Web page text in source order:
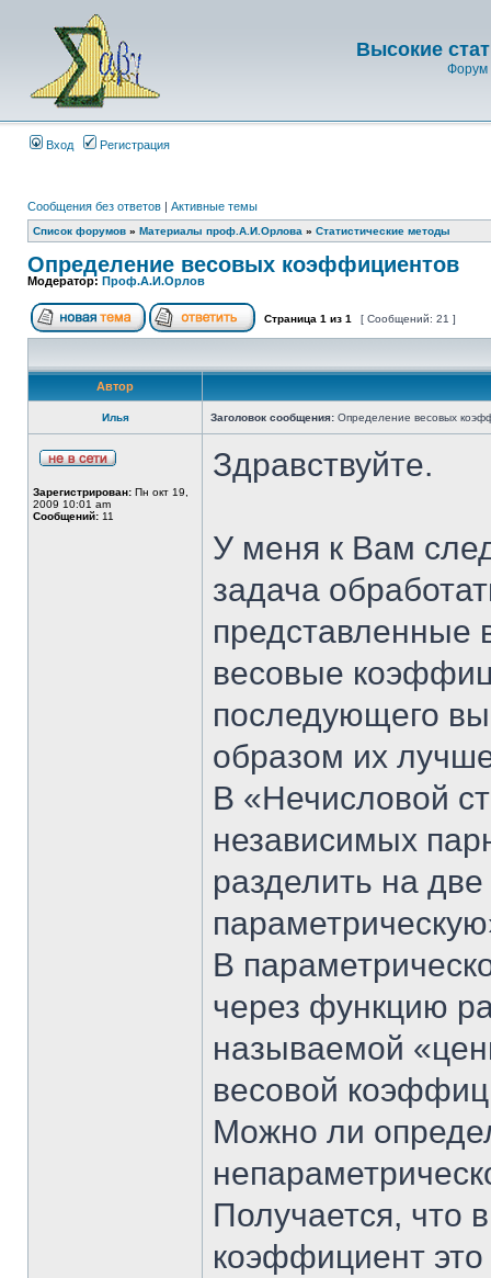
Высокие
Форум
Вход Регистрация
Сообщения без ответов | Активные темы
Список форумов » Материалы проф.А.И.Орлова » Статистические методы
Определение весовых коэффициентов
Модератор: Проф.А.И.Орлов
Страница 1 из 1 [ Сообщений: 21 ]
Автор
Илья Заголовок сообщения: Определение весовых
Зарегистрирован: Пн окт 19,
2009 10:01 am
Сообщений: 11
Здравствуйте.
У меня к Вам
задача
представленные
весовые
последующего
образом их
В «Нечисловой
независимых
разделить на
В
через функцию
называемой
весовой
Можно ли
Получается, что
коэффициент это